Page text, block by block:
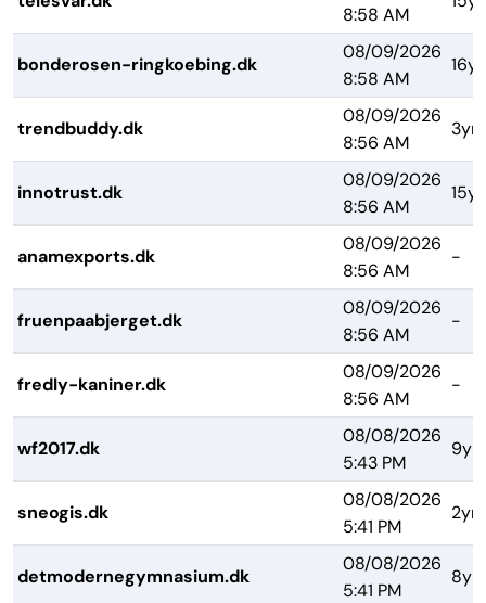
8:58 AM
bonderosen-ringkoebing.dk
08/09/2026
8:58 AM
trendbuddy.dk
08/09/2026
8:56 AM
3yrs
innotrust.dk
08/09/2026
8:56 AM
anamexports.dk
08/09/2026
8:56 AM
-
fruenpaabjerget.dk
08/09/2026
8:56 AM
-
fredly-kaniner.dk
08/09/2026
8:56 AM
-
wf2017.dk
08/08/2026
5:43 PM
9yrs
sneogis.dk
08/08/2026
5:41 PM
2yrs
detmodernegymnasium.dk
08/08/2026
5:41 PM
8yrs